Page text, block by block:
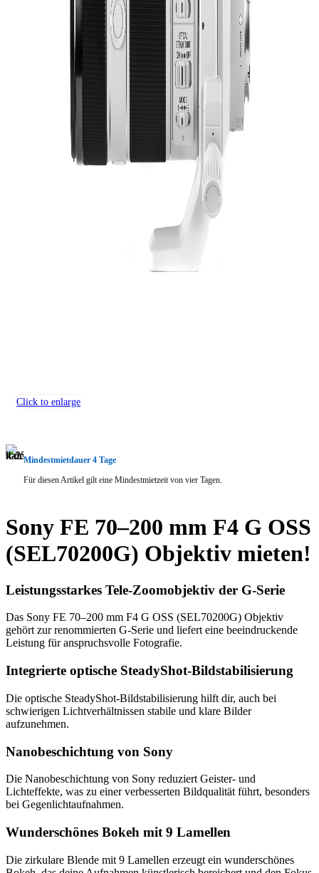
Click to enlarge
Mindestmietdauer 4 Tage
Für diesen Artikel gilt eine Mindestmietzeit von vier Tagen.
Sony FE 70–200 mm F4 G OSS
(SEL70200G) Objektiv mieten!
Leistungsstarkes Tele-Zoomobjektiv der G-Serie
Das Sony FE 70–200 mm F4 G OSS (SEL70200G) Objektiv
gehört zur renommierten G-Serie und liefert eine beeindruckende
Leistung für anspruchsvolle Fotografie.
Integrierte optische SteadyShot-Bildstabilisierung
Die optische SteadyShot-Bildstabilisierung hilft dir, auch bei
schwierigen Lichtverhältnissen stabile und klare Bilder
aufzunehmen.
Nanobeschichtung von Sony
Die Nanobeschichtung von Sony reduziert Geister- und
Lichteffekte, was zu einer verbesserten Bildqualität führt, besonders
bei Gegenlichtaufnahmen.
Wunderschönes Bokeh mit 9 Lamellen
Die zirkulare Blende mit 9 Lamellen erzeugt ein wunderschönes